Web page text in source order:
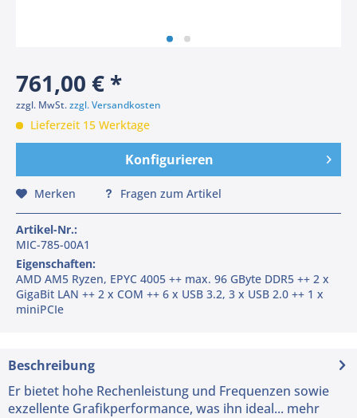
761,00 € *
zzgl. MwSt.zzgl. Versandkosten
Lieferzeit 15 Werktage
Konfigurieren
Merken Fragen zum Artikel
Artikel-Nr.:
MIC-785-00A1
Eigenschaften:
AMD AM5 Ryzen, EPYC 4005 ++ max. 96 GByte DDR5 ++ 2 x
GigaBit LAN ++ 2 x COM ++ 6 x USB 3.2, 3 x USB 2.0 ++ 1 x
miniPCIe
Beschreibung
Er bietet hohe Rechenleistung und Frequenzen sowie
exzellente Grafikperformance, was ihn ideal... mehr